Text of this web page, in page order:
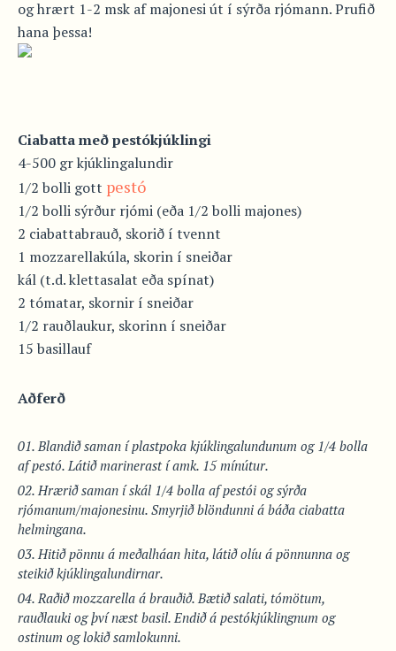
og hrært 1-2 msk af majonesi út í sýrða rjómann. Prufið
hana þessa!
Ciabatta með pestókjúklingi
4-500 gr kjúklingalundir
1/2 bolli gott pestó
1/2 bolli sýrður rjómi (eða 1/2 bolli majones)
2 ciabattabrauð, skorið í tvennt
1 mozzarellakúla, skorin í sneiðar
kál (t.d. klettasalat eða spínat)
2 tómatar, skornir í sneiðar
1/2 rauðlaukur, skorinn í sneiðar
15 basillauf
Aðferð
Blandið saman í plastpoka kjúklingalundunum og 1/4 bolla
af pestó. Látið marinerast í amk. 15 mínútur.
Hrærið saman í skál 1/4 bolla af pestói og sýrða
rjómanum/majonesinu. Smyrjið blöndunni á báða ciabatta
helmingana.
Hitið pönnu á meðalháan hita, látið olíu á pönnunna og
steikið kjúklingalundirnar.
Raðið mozzarella á brauðið. Bætið salati, tómötum,
rauðlauki og því næst basil. Endið á pestókjúklingnum og
ostinum og lokið samlokunni.